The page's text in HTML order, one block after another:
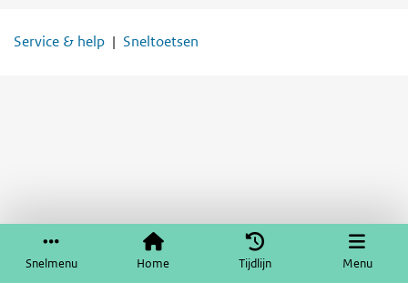
Snelmenu Home Tijdlijn Menu
Service & help Sneltoetsen